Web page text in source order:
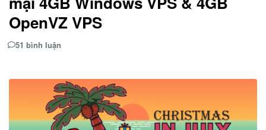
OpenVZ VPS
51 bình luận